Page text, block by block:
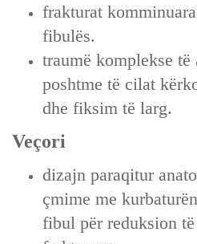
frakturat
fibulës.
traumë komplekse të
poshtme të cilat
dhe fiksim të larg.
Veçori
dizajn paraqitur
çmime me
fibul për reduksion të